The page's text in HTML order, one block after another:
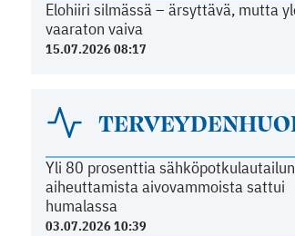
Elohiiri silmässä – ärsyttävä, mutta
vaaraton vaiva
15.07.2026 08:17
Yli 80 prosenttia sähköpotkulautailun
aiheuttamista aivovammoista sattui
humalassa
03.07.2026 10:39